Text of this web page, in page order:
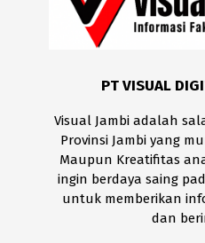
PT VISUAL
Visual Jambi adalah
Provinsi Jambi yang
Maupun Kreatifitas
ingin berdaya saing
untuk memberikan
dan